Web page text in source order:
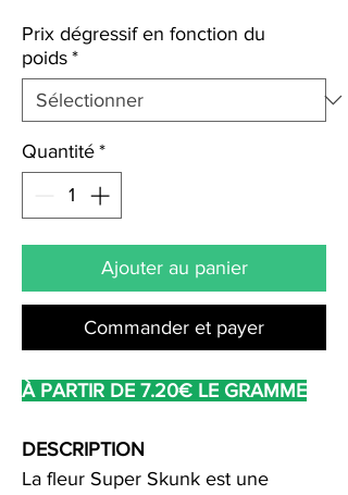
Prix dégressif en fonction du
poids *
Quantité *
Ajouter au panier
Commander et payer
À PARTIR DE 7.20€ LE GRAMME
DESCRIPTION
La fleur Super Skunk est une